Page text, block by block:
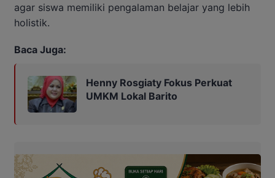
agar siswa memiliki pengalaman belajar yang lebih
holistik.
Baca Juga:
Henny Rosgiaty Fokus Perkuat
UMKM Lokal Barito